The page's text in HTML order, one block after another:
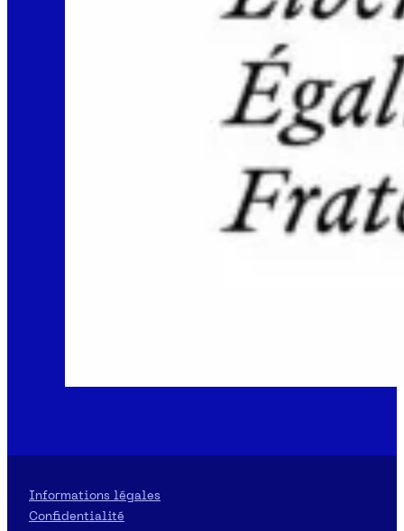
Informations légales
Confidentialité